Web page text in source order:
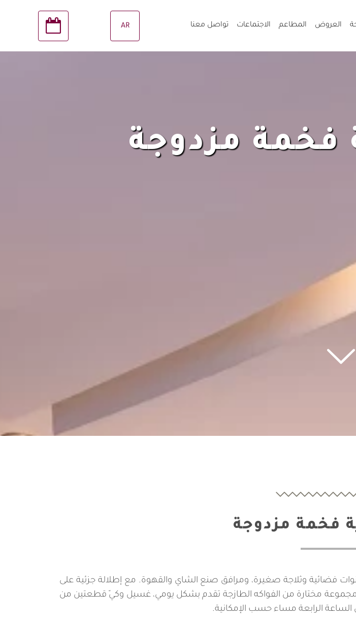
العروض المطاعم الاجتماعات تواصل معنا AR
فخمة مزدوجة
فخمة مزدوجة
فضائية وثلاجة صغيرة، ومرافق صنع الشاي والقهوة. مع إطلالة جزئية على
مختارة من الفواكه الطازجة تقدم بشكل يومي، غسيل وكيّ قطعتين من
الساعة الرابعة مساء حسب الإمكانية.